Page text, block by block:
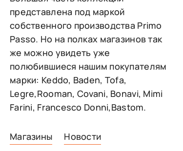
Магазины Новости
представлена под маркой
собственного производства Primo
Passo. Но на полках магазинов так
же можно увидеть уже
полюбившиеся нашим покупателям
марки: Keddo, Baden, Tofa,
Legre,Rooman, Covani, Bonavi, Mimi
Farini, Francesco Donni,Bastom.